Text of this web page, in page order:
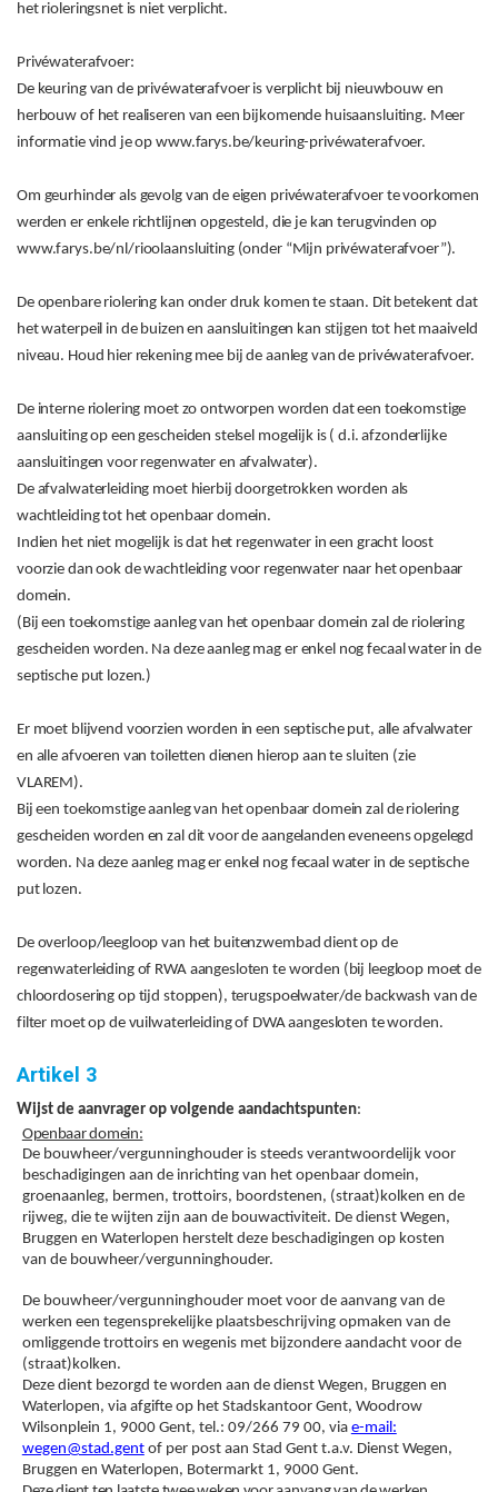
het rioleringsnet is niet verplicht.
Privéwaterafvoer:
De keuring van de privéwaterafvoer is verplicht bij nieuwbouw en
herbouw of het realiseren van een bijkomende huisaansluiting. Meer
informatie vind je op www.farys.be/keuring-privéwaterafvoer.
Om geurhinder als gevolg van de eigen privéwaterafvoer te voorkomen
werden er enkele richtlijnen opgesteld, die je kan terugvinden op
www.farys.be/nl/rioolaansluiting (onder “Mijn privéwaterafvoer”).
De openbare riolering kan onder druk komen te staan. Dit betekent dat
het waterpeil in de buizen en aansluitingen kan stijgen tot het maaiveld
niveau. Houd hier rekening mee bij de aanleg van de privéwaterafvoer.
De interne riolering moet zo ontworpen worden dat een toekomstige
aansluiting op een gescheiden stelsel mogelijk is ( d.i. afzonderlijke
aansluitingen voor regenwater en afvalwater).
De afvalwaterleiding moet hierbij doorgetrokken worden als
wachtleiding tot het openbaar domein.
Indien het niet mogelijk is dat het regenwater in een gracht loost
voorzie dan ook de wachtleiding voor regenwater naar het openbaar
domein.
(Bij een toekomstige aanleg van het openbaar domein zal de riolering
gescheiden worden. Na deze aanleg mag er enkel nog fecaal water in de
septische put lozen.)
Er moet blijvend voorzien worden in een septische put, alle afvalwater
en alle afvoeren van toiletten dienen hierop aan te sluiten (zie
VLAREM).
Bij een toekomstige aanleg van het openbaar domein zal de riolering
gescheiden worden en zal dit voor de aangelanden eveneens opgelegd
worden. Na deze aanleg mag er enkel nog fecaal water in de septische
put lozen.
De overloop/leegloop van het buitenzwembad dient op de
regenwaterleiding of RWA aangesloten te worden (bij leegloop moet de
chloordosering op tijd stoppen), terugspoelwater/de backwash van de
filter moet op de vuilwaterleiding of DWA aangesloten te worden.
Artikel 3
Wijst de aanvrager op volgende aandachtspunten:
Openbaar domein:
De bouwheer/vergunninghouder is steeds verantwoordelijk voor
beschadigingen aan de inrichting van het openbaar domein,
groenaanleg, bermen, trottoirs, boordstenen, (straat)kolken en de
rijweg, die te wijten zijn aan de bouwactiviteit. De dienst Wegen,
Bruggen en Waterlopen herstelt deze beschadigingen op kosten
van de bouwheer/vergunninghouder.
De bouwheer/vergunninghouder moet voor de aanvang van de
werken een tegensprekelijke plaatsbeschrijving opmaken van de
omliggende trottoirs en wegenis met bijzondere aandacht voor de
(straat)kolken.
Deze dient bezorgd te worden aan de dienst Wegen, Bruggen en
Waterlopen, via afgifte op het Stadskantoor Gent, Woodrow
Wilsonplein 1, 9000 Gent, tel.: 09/266 79 00, via e-mail:
wegen@stad.gentof per post aan Stad Gent t.a.v. Dienst Wegen,
Bruggen en Waterlopen, Botermarkt 1, 9000 Gent.